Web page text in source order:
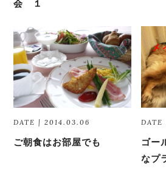
会 １
DATE | 2014.03.06
ご朝食はお部屋でも
ゴー
なプ